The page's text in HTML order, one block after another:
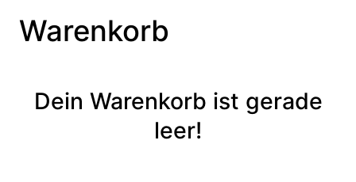
Warenkorb
Dein Warenkorb ist gerade
leer!